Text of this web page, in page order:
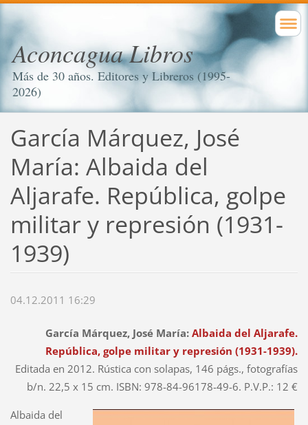
Aconcagua Libros
Más de 30 años. Editores y Libreros (1995-
2026)
García Márquez, José
María: Albaida del
Aljarafe. República, golpe
militar y represión (1931-
1939)
04.12.2011 16:29
García Márquez, José María:Albaida del Aljarafe.
República, golpe militar y represión (1931-1939).
Editada en 2012. Rústica con solapas, 146 págs., fotografías
b/n. 22,5 x 15 cm. ISBN: 978-84-96178-49-6. P.V.P.: 12 €
Albaida del